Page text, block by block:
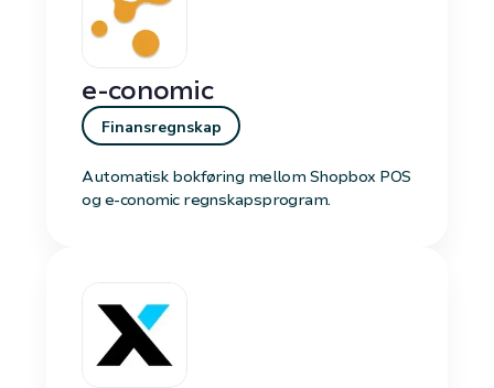
e-conomic
Finansregnskap
Automatisk bokføring mellom Shopbox POS
og e-conomic regnskapsprogram.